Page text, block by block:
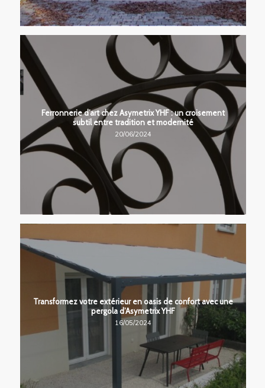
Ferronnerie d’art chez Asymetrix YHF : un croisement
subtil entre tradition et modernité
20/06/2024
Transformez votre extérieur en oasis de confort avec une
pergola d’Asymetrix YHF
16/05/2024